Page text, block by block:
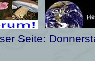
Seite: